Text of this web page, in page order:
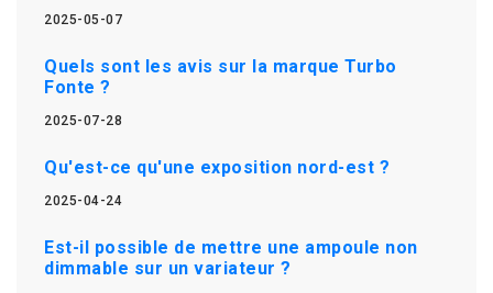
2025-05-07
Quels sont les avis sur la marque Turbo
Fonte ?
2025-07-28
Qu'est-ce qu'une exposition nord-est ?
2025-04-24
Est-il possible de mettre une ampoule non
dimmable sur un variateur ?